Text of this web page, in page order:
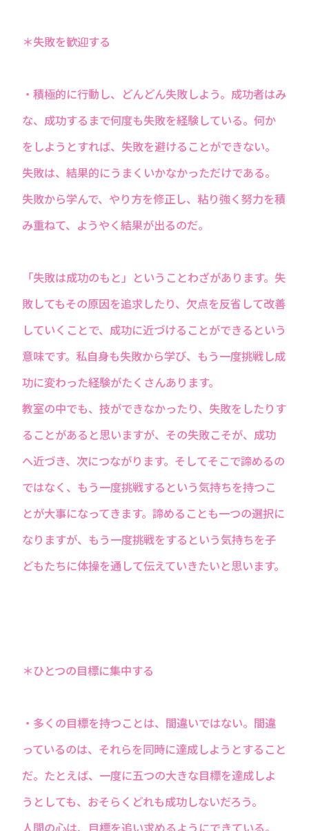
＊失敗を歓迎する
・積極的に行動し、どんどん失敗しよう。成功者はみ
な、成功するまで何度も失敗を経験している。何か
をしようとすれば、失敗を避けることができない。
失敗は、結果的にうまくいかなかっただけである。
失敗から学んで、やり方を修正し、粘り強く努力を積
み重ねて、ようやく結果が出るのだ。
「失敗は成功のもと」ということわざがあります。失
敗してもその原因を追求したり、欠点を反省して改善
していくことで、成功に近づけることができるという
意味です。私自身も失敗から学び、もう一度挑戦し成
功に変わった経験がたくさんあります。
教室の中でも、技ができなかったり、失敗をしたりす
ることがあると思いますが、その失敗こそが、成功
へ近づき、次につながります。そしてそこで諦めるの
ではなく、もう一度挑戦するという気持ちを持つこ
とが大事になってきます。諦めることも一つの選択に
なりますが、もう一度挑戦をするという気持ちを子
どもたちに体操を通して伝えていきたいと思います。
＊ひとつの目標に集中する
・多くの目標を持つことは、間違いではない。間違
っているのは、それらを同時に達成しようとすること
だ。たとえば、一度に五つの大きな目標を達成しよ
うとしても、おそらくどれも成功しないだろう。
人間の心は、目標を追い求めるようにできている。